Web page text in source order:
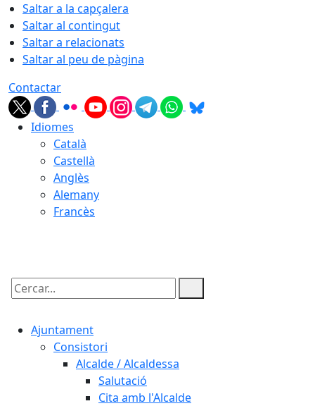
Saltar a la capçalera
Saltar al contingut
Saltar a relacionats
Saltar al peu de pàgina
Contactar
Idiomes
Català
Castellà
Anglès
Alemany
Francès
Cercar:
Ajuntament
Consistori
Alcalde / Alcaldessa
Salutació
Cita amb l'Alcalde